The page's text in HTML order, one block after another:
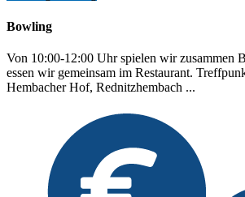
Bowling
Von 10:00-12:00 Uhr spielen wir zusammen
essen wir gemeinsam im Restaurant.
Hembacher Hof, Rednitzhembach ...